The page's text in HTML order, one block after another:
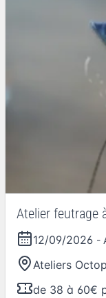
Atelier feutrage
12/09/2026 -
Ateliers
de 38 à 60€